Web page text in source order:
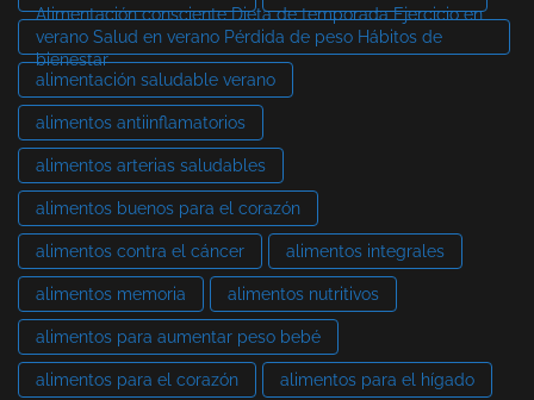
Alimentación consciente Dieta de temporada Ejercicio en
verano Salud en verano Pérdida de peso Hábitos de
bienestar
alimentación saludable verano
alimentos antiinflamatorios
alimentos arterias saludables
alimentos buenos para el corazón
alimentos contra el cáncer alimentos integrales
alimentos memoria alimentos nutritivos
alimentos para aumentar peso bebé
alimentos para el corazón alimentos para el hígado